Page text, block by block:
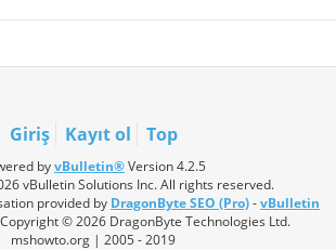
Giriş Kayıt ol Top
byvBulletin®Version 4.2.5
vBulletin Solutions Inc. All rights reserved.
provided by DragonByte SEO (Pro)-vBulletin
© 2026 DragonByte Technologies Ltd.
mshowto.org | 2005 - 2019